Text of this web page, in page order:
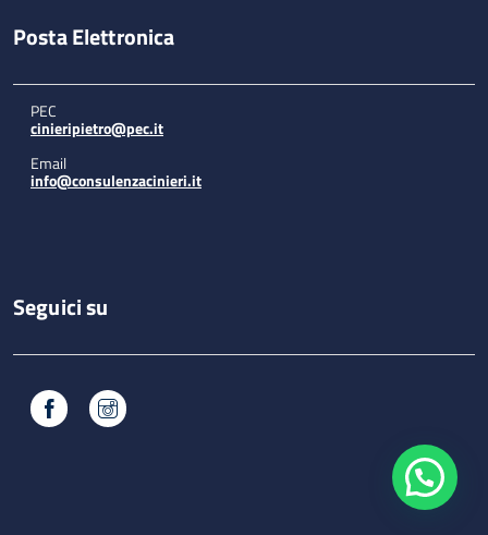
Posta Elettronica
PEC
cinieripietro@pec.it
Email
info@consulenzacinieri.it
Seguici su
Facebook